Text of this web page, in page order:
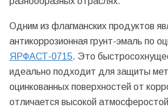
Одним из флагманских продуктов
антикоррозионная грунт-эмаль по
ЯРФАСТ-0715. Это
идеально подходит для защиты
оцинкованных поверхностей от
отличается высокой